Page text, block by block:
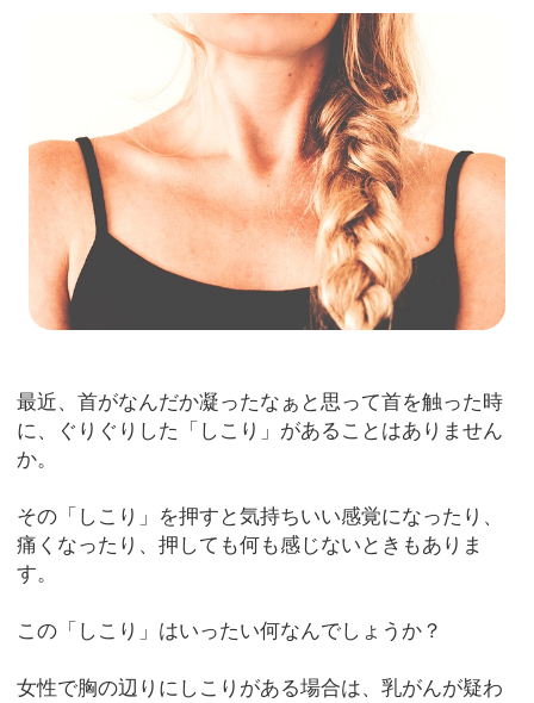
最近、首がなんだか凝ったなぁと思って首を触った時
に、ぐりぐりした「しこり」があることはありません
か。
その「しこり」を押すと気持ちいい感覚になったり、
痛くなったり、押しても何も感じないときもありま
す。
この「しこり」はいったい何なんでしょうか？
女性で胸の辺りにしこりがある場合は、乳がんが疑わ